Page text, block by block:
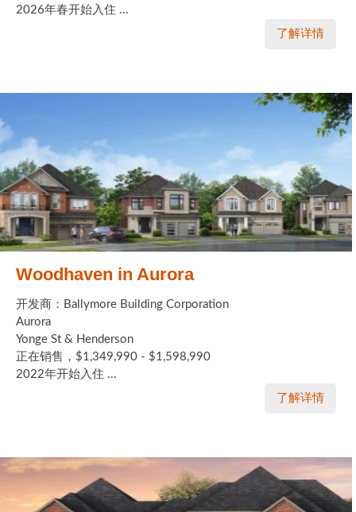
2026年春开始入住 ...
了解详情
Woodhaven in Aurora
开发商：Ballymore Building Corporation
Aurora
Yonge St & Henderson
正在销售，$1,349,990 - $1,598,990
2022年开始入住 ...
了解详情